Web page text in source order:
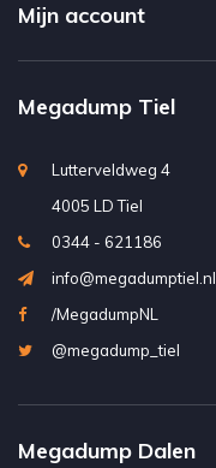
Mijn account
Megadump Tiel
Lutterveldweg 4
4005 LD Tiel
0344 - 621186
info@megadumptiel.nl
/MegadumpNL
@megadump_tiel
Megadump Dalen